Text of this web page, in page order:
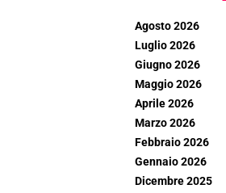
Agosto 2026
Luglio 2026
Giugno 2026
Maggio 2026
Aprile 2026
Marzo 2026
Febbraio 2026
Gennaio 2026
Dicembre 2025